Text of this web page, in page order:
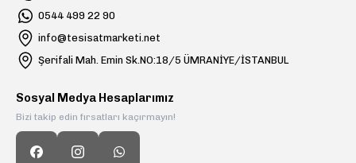
0544 499 22 90
info@tesisatmarketi.net
Şerifali Mah. Emin Sk.NO:18/5 ÜMRANİYE/İSTANBUL
Sosyal Medya Hesaplarımız
Bizi takip edin fırsatları kaçırmayın!